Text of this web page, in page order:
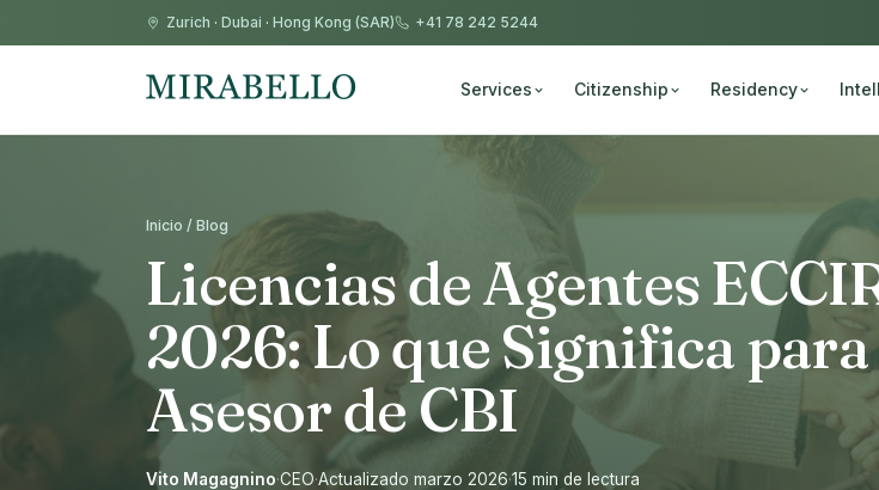
Zurich · Dubai · Hong Kong (SAR) +41 78 242 5244
Services Citizenship Residency
Inicio / Blog
Licencias de Agentes
2026: Lo que Significa para
Asesor de CBI
Vito Magagnino·CEO·Actualizado marzo 2026·15 min de lectura